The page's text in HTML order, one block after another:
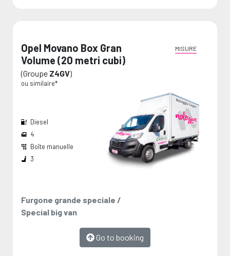
Opel Movano Box Gran
Volume (20 metri cubi)
(Groupe Z4GV)
ou similaire*
Furgone grande speciale /
Special big van
MISURE
Go to booking
Diesel
4
Boîte manuelle
3